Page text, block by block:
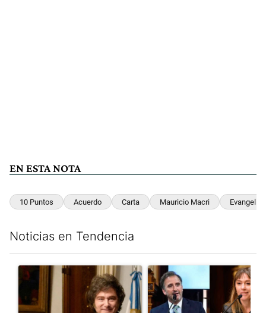
EN ESTA NOTA
10 Puntos Acuerdo Carta Mauricio Macri
Noticias en Tendencia
Un artículo de tendencia con el título "Encuesta: Patricia
Un artículo de tendencia con